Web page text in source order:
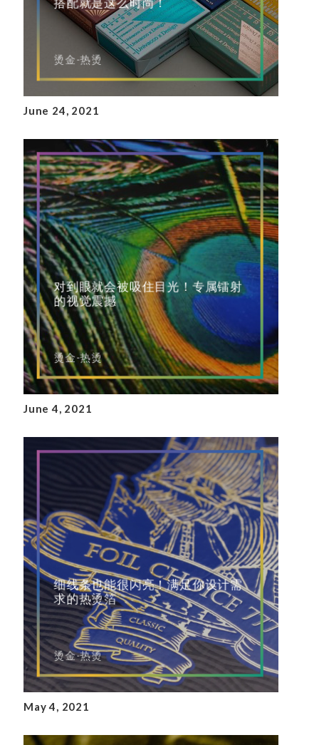
烫金-热烫
June 24, 2021
对到眼就会被吸住目光！专属镭射
的视觉震撼
烫金-热烫
June 4, 2021
细线条也能很闪亮！满足你设计需
求的热烫箔
烫金-热烫
May 4, 2021